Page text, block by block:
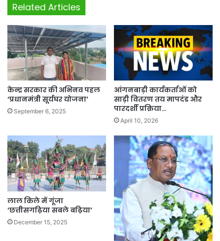
Related Articles
केन्द्र सरकार की अभिनव पहल
‘प्रधानमंत्री सूर्यघर योजना’
September 6, 2025
आंगनबाड़ी कार्यकर्ताओं को
साड़ी वितरण तय मापदंड और
पारदर्शी प्रक्रिया…
April 10, 2026
लाल किले में गूंजा
‘छत्तीसगढ़िया सबले बढ़िया’
December 15, 2025